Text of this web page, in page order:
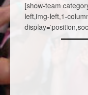
[show-team
left,img-left,1-